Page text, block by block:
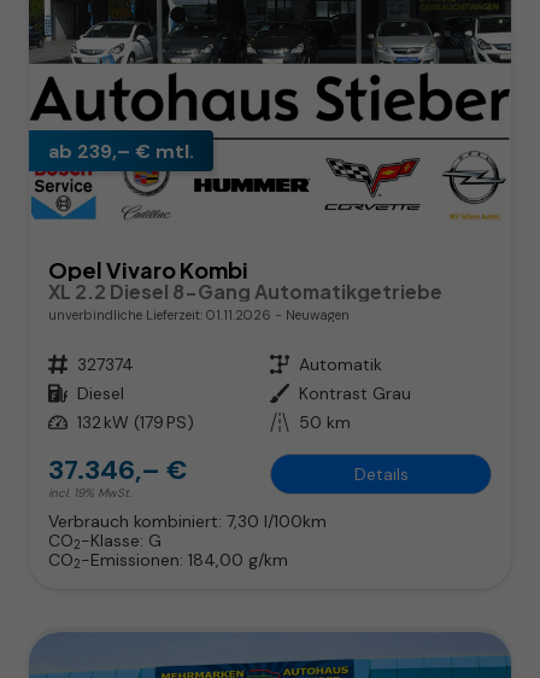
ab 239,– € mtl.
Opel Vivaro Kombi
XL 2.2 Diesel 8-Gang Automatikgetriebe
unverbindliche Lieferzeit: 01.11.2026 Neuwagen
Fahrzeugnr. 327374 Getriebe Automatik
Kraftstoff Diesel Außenfarbe Kontrast Grau
Leistung 132 kW (179 PS) Kilometerstand 50 km
37.346,– €
incl. 19% MwSt.
Details
Verbrauch kombiniert: 7,30 l/100km
CO2-Klasse: G
CO2-Emissionen: 184,00 g/km